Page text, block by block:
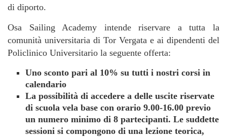
di diporto.
Osa Sailing Academy intende riservare a tutta la
comunità universitaria di Tor Vergata e ai dipendenti del
Policlinico Universitario la seguente offerta:
Uno sconto pari al 10% su tutti i nostri corsi in
calendario
La possibilità di accedere a delle uscite riservate
di scuola vela base con orario 9.00-16.00 previo
un numero minimo di 8 partecipanti. Le suddette
sessioni si compongono di una lezione teorica,